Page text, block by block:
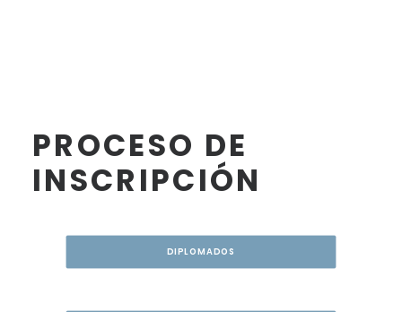
PROCESO DE
INSCRIPCIÓN
DIPLOMADOS